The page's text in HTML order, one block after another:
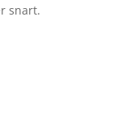
snart.